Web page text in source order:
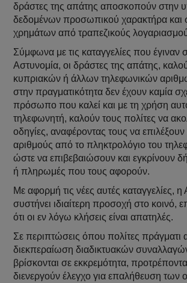
δράστες της απάτης αποσκοπούν στην
δεδομένων προσωπικού χαρακτήρα
χρημάτων από τραπεζικούς
Σύμφωνα με τις καταγγελίες που έγιναν
Αστυνομία, οι δράστες της απάτης,
κυπριακών ή άλλων τηλεφωνικών
στην πραγματικότητα δεν έχουν καμία
πρόσωπο που καλεί και με τη χρήση
τηλεφωνητή, καλούν τους πολίτες να
οδηγίες, αναφέροντας τους να
αριθμούς από το πληκτρολόγιο του
ώστε να επιβεβαιώσουν και εγκρίνουν
ή πληρωμές που τους αφορούν.
Με αφορμή τις νέες αυτές καταγγελίες, η
συστήνει ιδιαίτερη προσοχή στο κοινό,
ότι οι εν λόγω κλήσεις είναι απατηλές.
Σε περιπτώσεις όπου πολίτες πράγματι
διεκπεραίωση διαδικτυακών
βρίσκονται σε εκκρεμότητα,
διενεργούν έλεγχο για επαλήθευση των